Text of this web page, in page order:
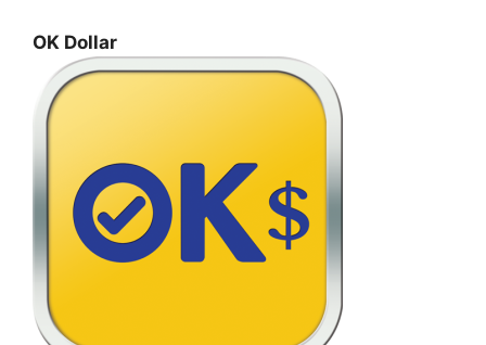
OK Dollar